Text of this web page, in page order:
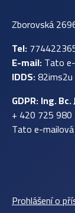
Zborovská
Tel:
E-mail:Tato
IDDS:82ims2u
GDPR:Ing.
+ 420 725
Tato e-
Prohlášení o